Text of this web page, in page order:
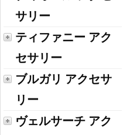
サリー
ティファニー アク
セサリー
ブルガリ アクセサ
リー
ヴェルサーチ アク